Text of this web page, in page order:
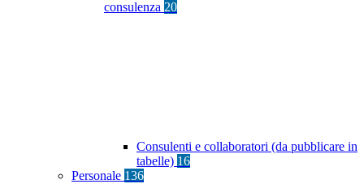
consulenza 20
Consulenti e collaboratori (da pubblicare in
tabelle) 16
Personale 136